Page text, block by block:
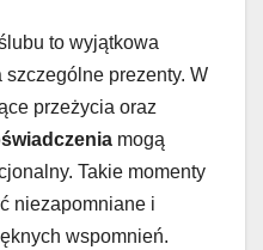
to wyjątkowa
szczególne prezenty. W
przeżycia oraz
mogą
Takie momenty
niezapomniane i
wspomnień.